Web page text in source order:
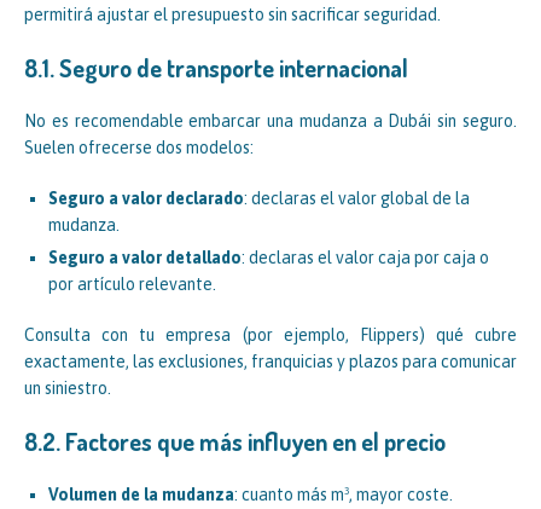
permitirá ajustar el presupuesto sin sacrificar seguridad.
8.1. Seguro de transporte internacional
No es recomendable embarcar una mudanza a Dubái sin seguro.
Suelen ofrecerse dos modelos:
Seguro a valor declarado: declaras el valor global de la
mudanza.
Seguro a valor detallado: declaras el valor caja por caja o
por artículo relevante.
Consulta con tu empresa (por ejemplo, Flippers) qué cubre
exactamente, las exclusiones, franquicias y plazos para comunicar
un siniestro.
8.2. Factores que más influyen en el precio
Volumen de la mudanza: cuanto más m³, mayor coste.